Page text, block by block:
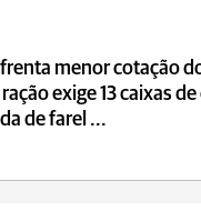
menor cotação
exige 13 caixas de
de farel ...